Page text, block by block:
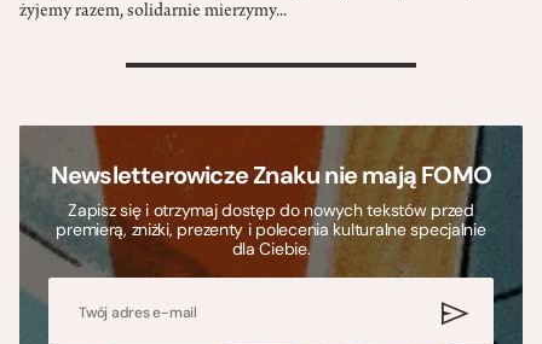
żyjemy razem, solidarnie mierzymy...
>
Newsletterowicze Znaku nie mają FOMO
Zapisz się i otrzymaj dostęp do nowych tekstów przed
premierą, zniżki, prezenty i polecenia kulturalne specjalnie
dla Ciebie.